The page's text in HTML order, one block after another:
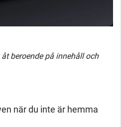
beroende på innehåll och
när du inte är hemma